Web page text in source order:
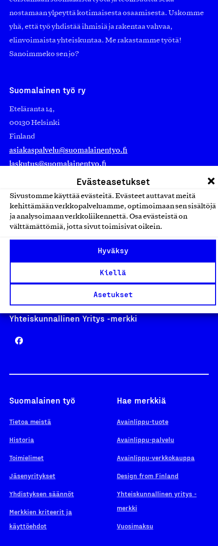
Evästeasetukset
Sivustomme käyttää evästeitä. Evästeet auttavat meitä
kehittämään verkkopalveluamme, optimoimaan sen sisältöjä
ja analysoimaan verkkoliikennettä. Osa evästeistä on
välttämättömiä, jotta sivut toimisivat oikein.
Hyväksy
Kiellä
Asetukset
nostamaan ylpeyttä kotimaisesta osaamisesta. Uskomme
yhä, että työ yhdistää ihmisiä ja rakentaa vahvaa,
elinvoimaista yhteiskuntaa. Me rakastamme työtä!
Sanoimmeko sen jo?
Suomalainen työ ry
Eteläranta 14,
00130 Helsinki
Finland
asiakaspalvelu@suomalainentyo.fi
laskutus@suomalainentyo.fi
Avainlippu
Yhteiskunnallinen Yritys -merkki
Suomalainen työ
Tietoa meistä
Historia
Toimielimet
Jäsenyritykset
Yhdistyksen säännöt
Merkkien kriteerit ja
käyttöehdot
Hae merkkiä
Avainlippu-tuote
Avainlippu-palvelu
Avainlippu-verkkokauppa
Design from Finland
Yhteiskunnallinen yritys -
merkki
Vuosimaksu